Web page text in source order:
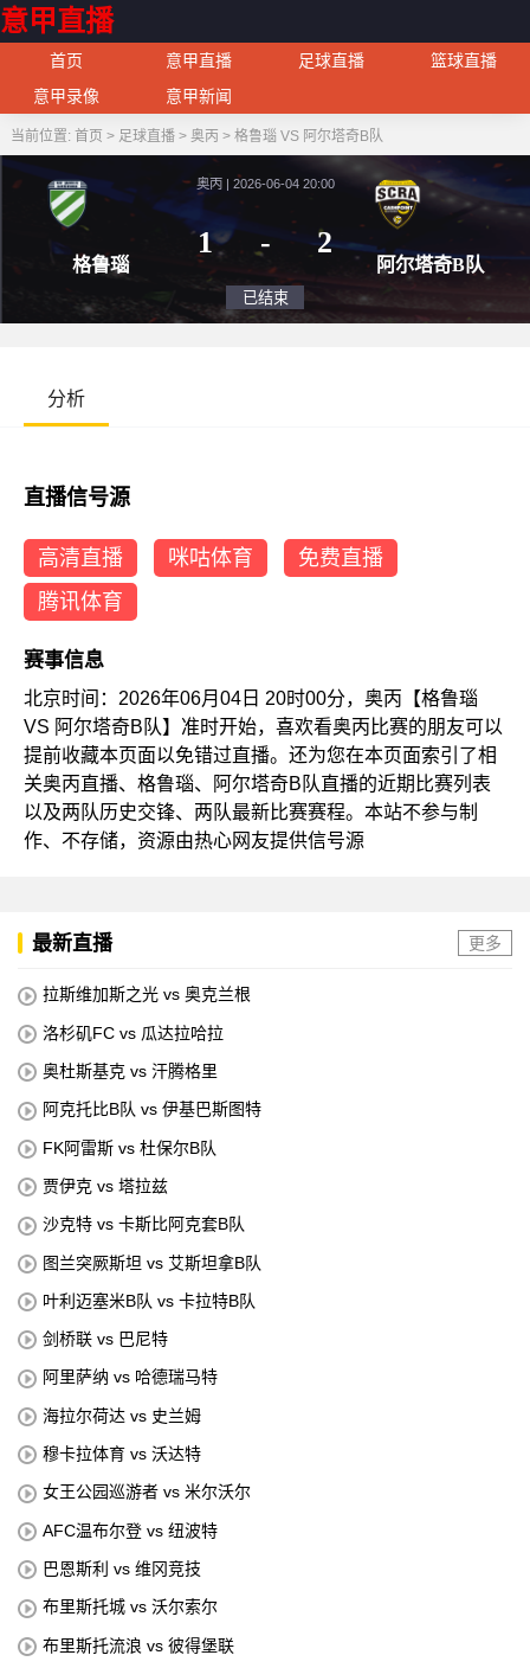
意甲直播
首页 意甲直播 足球直播
篮球直播
意甲录像
意甲新闻
当前位置: 首页 > 足球直播> 奥丙 > 格鲁瑙 VS 阿尔塔奇B队
格鲁瑙
奥丙 | 2026-06-04 20:00
1
阿尔
分析
直播信号源
高清直播 咪咕体育
免费直播
腾讯体育
赛事信息
北京时间：2026年06月04日 20时00分，奥丙【格鲁瑙
VS 阿尔塔奇B队】准时开始，喜欢看奥丙比赛的朋友可以
提前收藏本页面以免错过直播。还为您在本页面索引了相
关奥丙直播、格鲁瑙、阿尔塔奇B队直播的近期比赛列表
以及两队历史交锋、两队最新比赛赛程。本站不参与制
作、不存储，资源由热心网友提供信号源
最新直播 更多
拉斯维加斯之光 vs 奥克兰根
洛杉矶FC vs 瓜达拉哈拉
奥杜斯基克 vs 汗腾格里
阿克托比B队 vs 伊基巴斯图特
FK阿雷斯 vs 杜保尔B队
贾伊克 vs 塔拉兹
沙克特 vs 卡斯比阿克套B队
图兰突厥斯坦 vs 艾斯坦拿B队
叶利迈塞米B队 vs 卡拉特B队
剑桥联 vs 巴尼特
阿里萨纳 vs 哈德瑞马特
海拉尔荷达 vs 史兰姆
穆卡拉体育 vs 沃达特
女王公园巡游者 vs 米尔沃尔
AFC温布尔登 vs 纽波特
巴恩斯利 vs 维冈竞技
布里斯托城 vs 沃尔索尔
布里斯托流浪 vs 彼得堡联